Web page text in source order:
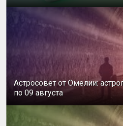
Астросовет от Омелии:
по 09 августа